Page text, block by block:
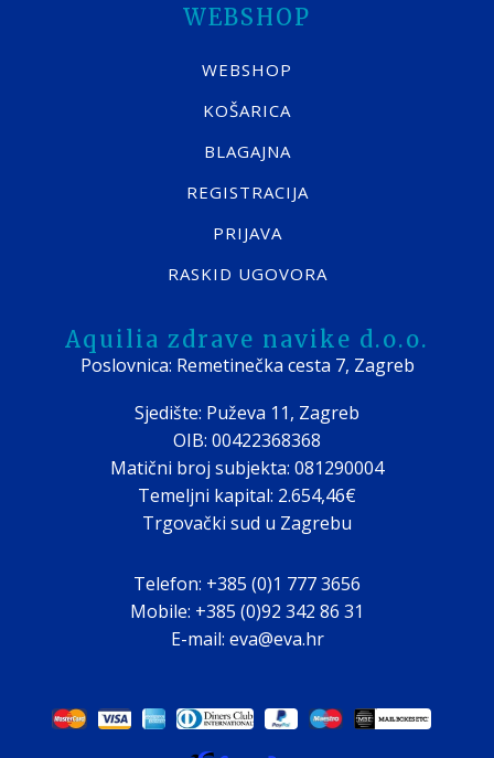
WEBSHOP
WEBSHOP
KOŠARICA
BLAGAJNA
REGISTRACIJA
PRIJAVA
RASKID UGOVORA
Aquilia zdrave navike d.o.o.
Poslovnica: Remetinečka cesta 7, Zagreb
Sjedište: Puževa 11, Zagreb
OIB: 00422368368
Matični broj subjekta: 081290004
Temeljni kapital: 2.654,46€
Trgovački sud u Zagrebu
Telefon: +385 (0)1 777 3656
Mobile: +385 (0)92 342 86 31
E-mail: eva@eva.hr